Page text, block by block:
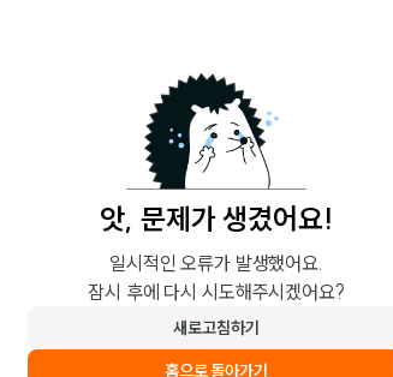
앗, 문제가 생겼어요!
일시적인 오류가 발생했어요.
잠시 후에 다시 시도해주시겠어요?
새로고침하기
홈으로 돌아가기